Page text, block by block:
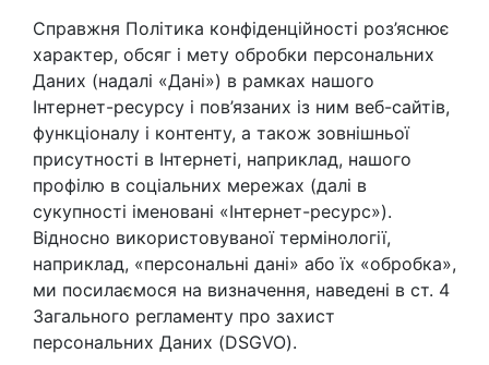
Справжня Політика конфіденційності роз’яснює
характер, обсяг і мету обробки персональних
Даних (надалі «Дані») в рамках нашого
Інтернет-ресурсу і пов’язаних із ним веб-сайтів,
функціоналу і контенту, а також зовнішньої
присутності в Інтернеті, наприклад, нашого
профілю в соціальних мережах (далі в
сукупності іменовані «Інтернет-ресурс»).
Відносно використовуваної термінології,
наприклад, «персональні дані» або їх «обробка»,
ми посилаємося на визначення, наведені в ст. 4
Загального регламенту про захист
персональних Даних (DSGVO).